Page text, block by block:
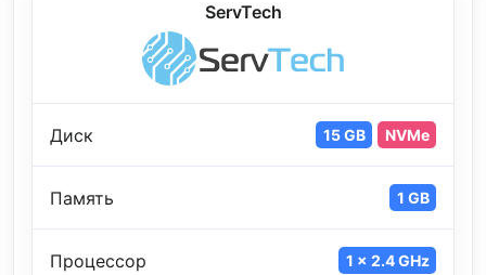
ServTech
Диск 15 GB NVMe
Память 1 GB
Процессор 1 x 2.4 GHz